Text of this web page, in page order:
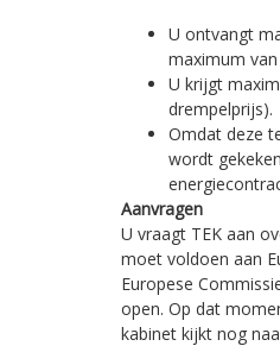
U ontvangt
maximum van
U krijgt
drempelprijs).
Omdat deze
wordt
Aanvragen
U vraagt TEK aan
moet voldoen aan
Europese
open. Op dat
kabinet kijkt nog